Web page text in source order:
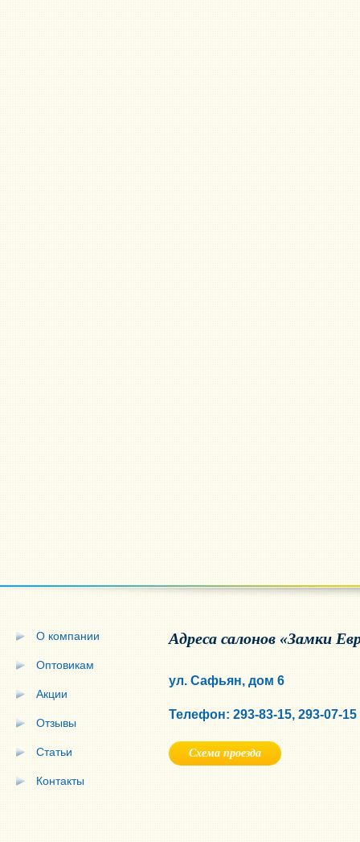
О компании
Оптовикам
Акции
Отзывы
Статьи
Контакты
Адреса салонов «Замки
ул. Сафьян, дом 6
Телефон: 293-83-15, 293-07-15
Схема проезда